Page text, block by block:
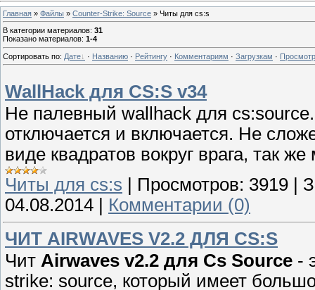
Главная » Файлы » Counter-Strike: Sourcе » Читы для cs:s
В категории материалов: 31
Показано материалов: 1-4
Сортировать по: Дате · Названию · Рейтингу · Комментариям · Загрузкам ·
WallHack для CS:S v34
Не палевный wallhack для
отключается и включается. Не
виде квадратов вокруг врага, так
Читы для cs:s
Просмотров: 3919
04.08.2014
Комментарии (0)
ЧИТ АIRWAVES V2.2 ДЛЯ CS:S
Чит Аirwaves v2.2 для Cs Source -
strike: source, который имеет